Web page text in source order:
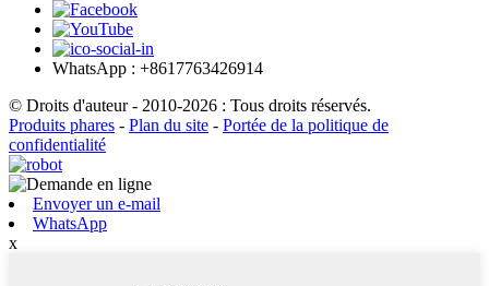
WhatsApp : +8617763426914
© Droits d'auteur - 2010-2026 : Tous droits réservés.
Produits phares - Plan du site - Portée de la politique de
confidentialité
Envoyer un e-mail
WhatsApp
x